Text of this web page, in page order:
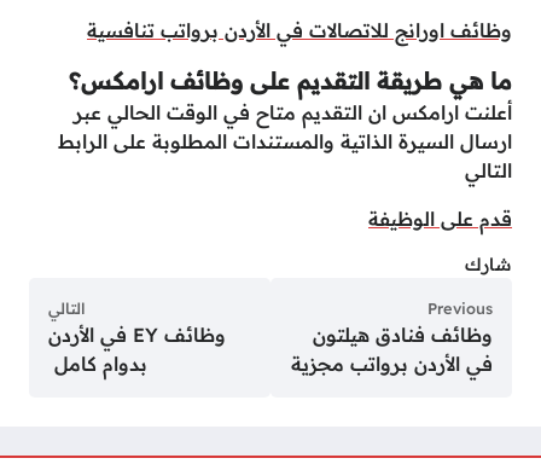
وظائف اورانج للاتصالات في الأردن برواتب تنافسية
ما هي طريقة التقديم على وظائف ارامكس؟
أعلنت ارامكس ان التقديم متاح في الوقت الحالي عبر
ارسال السيرة الذاتية والمستندات المطلوبة على الرابط
التالي
قدم على الوظيفة
شارك
Previous
وظائف فنادق هيلتون
في الأردن برواتب مجزية
التالي
وظائف EY في الأردن
بدوام كامل